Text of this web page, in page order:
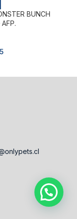
BUNCH